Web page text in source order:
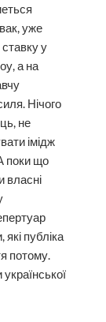
уже
у
а на
Нічого
не
імідж
поки що
власні
публіка
потому.